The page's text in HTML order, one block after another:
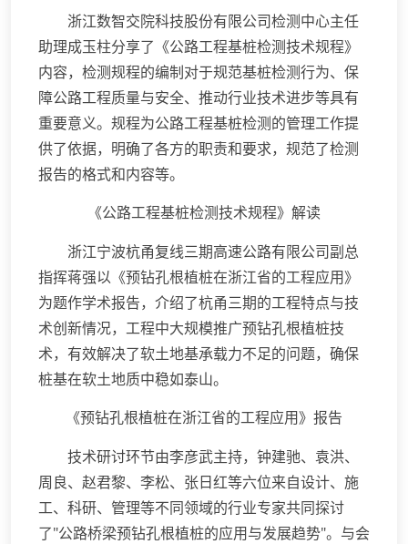
浙江数智交院科技股份有限公司检测中心主任
助理成玉柱分享了《公路工程基桩检测技术规程》
内容，检测规程的编制对于规范基桩检测行为、保
障公路工程质量与安全、推动行业技术进步等具有
重要意义。规程为公路工程基桩检测的管理工作提
供了依据，明确了各方的职责和要求，规范了检测
报告的格式和内容等。
《公路工程基桩检测技术规程》解读
浙江宁波杭甬复线三期高速公路有限公司副总
指挥蒋强以《预钻孔根植桩在浙江省的工程应用》
为题作学术报告，介绍了杭甬三期的工程特点与技
术创新情况，工程中大规模推广预钻孔根植桩技
术，有效解决了软土地基承载力不足的问题，确保
桩基在软土地质中稳如泰山。
《预钻孔根植桩在浙江省的工程应用》报告
技术研讨环节由李彦武主持，钟建驰、袁洪、
周良、赵君黎、李松、张日红等六位来自设计、施
工、科研、管理等不同领域的行业专家共同探讨
了"公路桥梁预钻孔根植桩的应用与发展趋势"。与会